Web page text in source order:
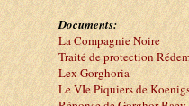
Documents:
La Compagnie Noire
Traité de protection
Lex Gorghoria
Le VIe Piquiers de